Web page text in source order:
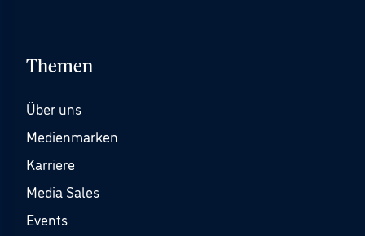
Themen
Über uns
Medienmarken
Karriere
Media Sales
Events